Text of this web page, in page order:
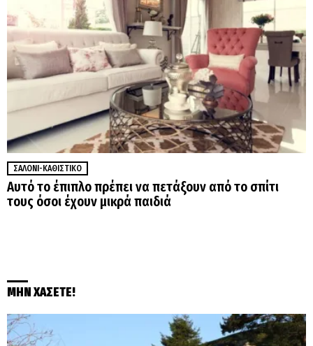
ΣΑΛΌΝΙ-ΚΑΘΙΣΤΙΚΌ
Αυτό το έπιπλο πρέπει να πετάξουν από το σπίτι
τους όσοι έχουν μικρά παιδιά
ΜΗΝ ΧΑΣΕΤΕ!